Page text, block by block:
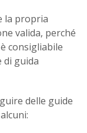
la propria
valida, perché
consigliabile
guida
delle guide